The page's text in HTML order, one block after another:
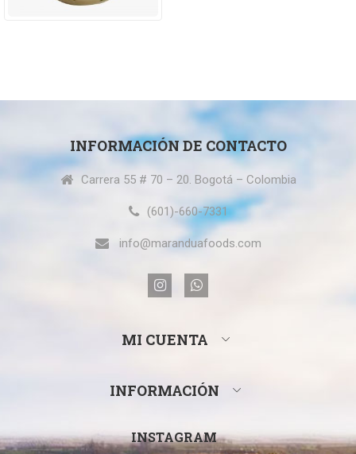
INFORMACIÓN DE CONTACTO
Carrera 55 # 70 – 20. Bogotá – Colombia
(601)-660-7331
info@maranduafoods.com
MI CUENTA
INFORMACIÓN
INSTAGRAM